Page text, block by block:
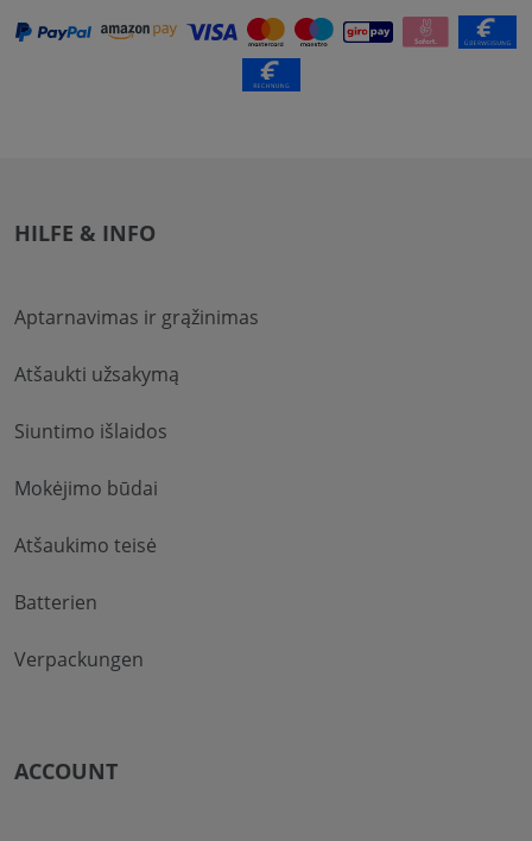
HILFE & INFO
Aptarnavimas ir grąžinimas
Atšaukti užsakymą
Siuntimo išlaidos
Mokėjimo būdai
Atšaukimo teisė
Batterien
Verpackungen
ACCOUNT